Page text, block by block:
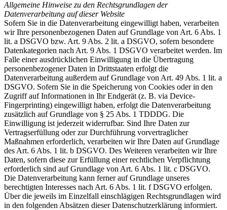
Allgemeine Hinweise zu den Rechtsgrundlagen der
Datenverarbeitung auf dieser Website
Sofern Sie in die Datenverarbeitung eingewilligt haben, verarbeiten
wir Ihre personenbezogenen Daten auf Grundlage von Art. 6 Abs. 1
lit. a DSGVO bzw. Art. 9 Abs. 2 lit. a DSGVO, sofern besondere
Datenkategorien nach Art. 9 Abs. 1 DSGVO verarbeitet werden. Im
Falle einer ausdrücklichen Einwilligung in die Übertragung
personenbezogener Daten in Drittstaaten erfolgt die
Datenverarbeitung außerdem auf Grundlage von Art. 49 Abs. 1 lit. a
DSGVO. Sofern Sie in die Speicherung von Cookies oder in den
Zugriff auf Informationen in Ihr Endgerät (z. B. via Device-
Fingerprinting) eingewilligt haben, erfolgt die Datenverarbeitung
zusätzlich auf Grundlage von § 25 Abs. 1 TDDDG. Die
Einwilligung ist jederzeit widerrufbar. Sind Ihre Daten zur
Vertragserfüllung oder zur Durchführung vorvertraglicher
Maßnahmen erforderlich, verarbeiten wir Ihre Daten auf Grundlage
des Art. 6 Abs. 1 lit. b DSGVO. Des Weiteren verarbeiten wir Ihre
Daten, sofern diese zur Erfüllung einer rechtlichen Verpflichtung
erforderlich sind auf Grundlage von Art. 6 Abs. 1 lit. c DSGVO.
Die Datenverarbeitung kann ferner auf Grundlage unseres
berechtigten Interesses nach Art. 6 Abs. 1 lit. f DSGVO erfolgen.
Über die jeweils im Einzelfall einschlägigen Rechtsgrundlagen wird
in den folgenden Absätzen dieser Datenschutzerklärung informiert.